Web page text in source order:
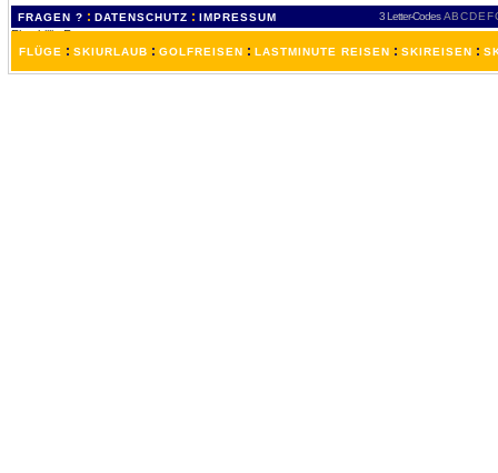
FRAGEN ? : DATENSCHUTZ : IMPRESSUM 3 Letter-Codes ABCDEF
FLÜGE : SKIURLAUB : GOLFREISEN : LASTMINUTE REISEN : SKIREISEN :